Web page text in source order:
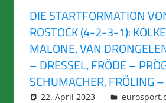
DIE STARTFORMATION
ROSTOCK (4-2-3-1):
MALONE, VAN
DRESSEL, FRÖDE –
CHUMACHER, FRÖLING –
22. April 2023 integromat